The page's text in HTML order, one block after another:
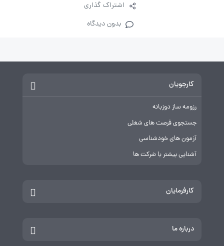
اشتراک گذاری
بدون دیدگاه
کارجویان
رزومه ساز دوزبانه
جستجوی فرصت های شغلی
آزمون های خودشناسی
آشنایی بیشتر با شرکت ها
کارفرمایان
درباره ما